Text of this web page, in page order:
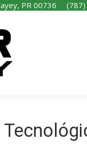
PR 00736